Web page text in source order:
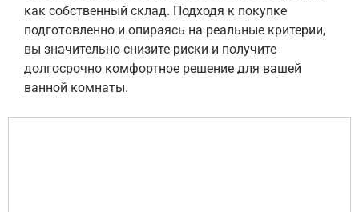
как собственный склад. Подходя к покупке
подготовленно и опираясь на реальные критерии,
вы значительно снизите риски и получите
долгосрочно комфортное решение для вашей
ванной комнаты.